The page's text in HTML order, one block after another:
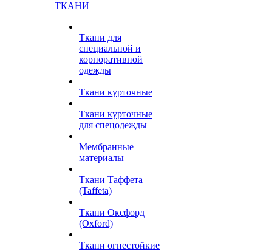
ТКАНИ
Ткани для
специальной и
корпоративной
одежды
Ткани курточные
Ткани курточные
для спецодежды
Мембранные
материалы
Ткани Таффета
(Taffeta)
Ткани Оксфорд
(Oxford)
Ткани огнестойкие